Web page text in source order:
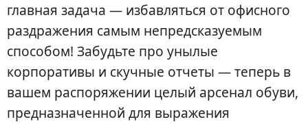
главная задача — избавляться от офисного
раздражения самым непредсказуемым
способом! Забудьте про унылые
корпоративы и скучные отчеты — теперь в
вашем распоряжении целый арсенал обуви,
предназначенной для выражения